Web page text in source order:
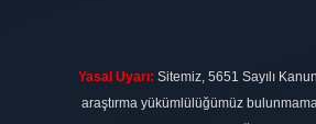
Yasal Uyarı: Sitemiz, 5651 Sayılı
araştırma yükümlülüğümüz